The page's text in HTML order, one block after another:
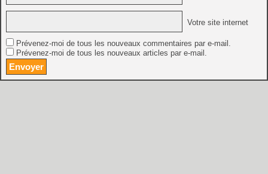
Votre site internet
Prévenez-moi de tous les nouveaux commentaires par e-mail.
Prévenez-moi de tous les nouveaux articles par e-mail.